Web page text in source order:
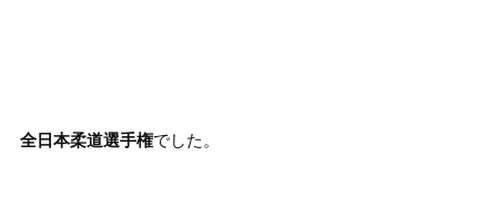
全日本柔道選手権でした。